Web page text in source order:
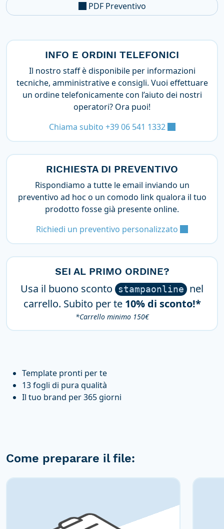
PDF Preventivo
INFO E ORDINI TELEFONICI
Il nostro staff è disponibile per informazioni
tecniche, amministrative e consigli. Vuoi effettuare
un ordine telefonicamente con l’aiuto dei nostri
operatori? Ora puoi!
Chiama subito +39 06 541 1332
RICHIESTA DI PREVENTIVO
Rispondiamo a tutte le email inviando un
preventivo ad hoc o un comodo link qualora il tuo
prodotto fosse già presente online.
Richiedi un preventivo personalizzato
SEI AL PRIMO ORDINE?
Usa il buono sconto stampaonline
nel
carrello. Subito per te 10% di sconto!*
*Carrello minimo 150€
Template pronti per te
13 fogli di pura qualità
Il tuo brand per 365 giorni
Come preparare il file: